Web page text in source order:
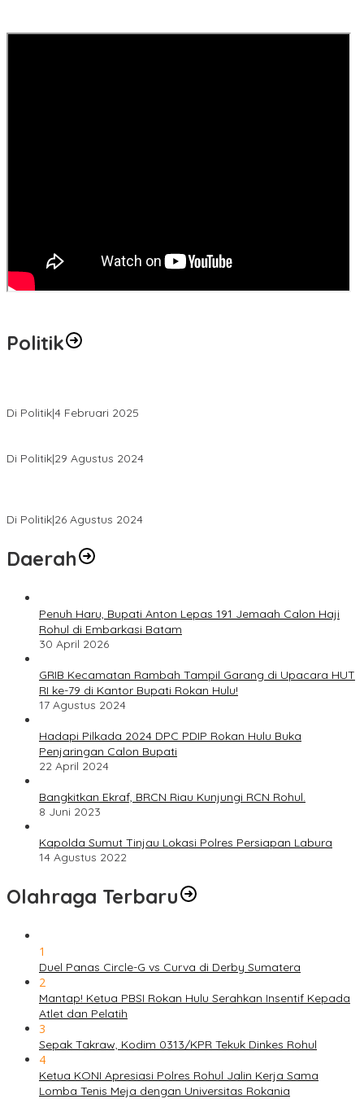
Politik
Di Politik|4 Februari 2025
Di Politik|29 Agustus 2024
Di Politik|26 Agustus 2024
Daerah
Penuh Haru, Bupati Anton Lepas 191 Jemaah Calon Haji
Rohul di Embarkasi Batam
30 April 2026
GRIB Kecamatan Rambah Tampil Garang di Upacara HUT
RI ke-79 di Kantor Bupati Rokan Hulu!
17 Agustus 2024
Hadapi Pilkada 2024 DPC PDIP Rokan Hulu Buka
Penjaringan Calon Bupati
22 April 2024
Bangkitkan Ekraf, BRCN Riau Kunjungi RCN Rohul.
8 Juni 2023
Kapolda Sumut Tinjau Lokasi Polres Persiapan Labura
14 Agustus 2022
Olahraga Terbaru
1
Duel Panas Circle-G vs Curva di Derby Sumatera
2
Mantap! Ketua PBSI Rokan Hulu Serahkan Insentif Kepada
Atlet dan Pelatih
3
Sepak Takraw, Kodim 0313/KPR Tekuk Dinkes Rohul
4
Ketua KONI Apresiasi Polres Rohul Jalin Kerja Sama
Lomba Tenis Meja dengan Universitas Rokania